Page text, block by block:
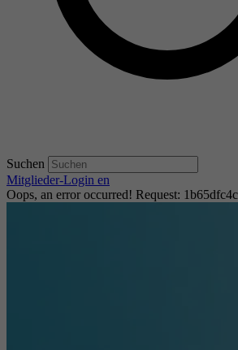
Suchen
Mitglieder-Login en
Oops, an error occurred! Request: